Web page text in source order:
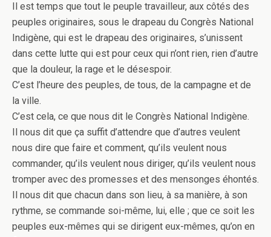
Il est temps que tout le peuple travailleur, aux côtés des
peuples originaires, sous le drapeau du Congrès National
Indigène, qui est le drapeau des originaires, s’unissent
dans cette lutte qui est pour ceux qui n’ont rien, rien d’autre
que la douleur, la rage et le désespoir.
C’est l’heure des peuples, de tous, de la campagne et de
la ville.
C’est cela, ce que nous dit le Congrès National Indigène.
Il nous dit que ça suffit d’attendre que d’autres veulent
nous dire que faire et comment, qu’ils veulent nous
commander, qu’ils veulent nous diriger, qu’ils veulent nous
tromper avec des promesses et des mensonges éhontés.
Il nous dit que chacun dans son lieu, à sa manière, à son
rythme, se commande soi-même, lui, elle ; que ce soit les
peuples eux-mêmes qui se dirigent eux-mêmes, qu’on en